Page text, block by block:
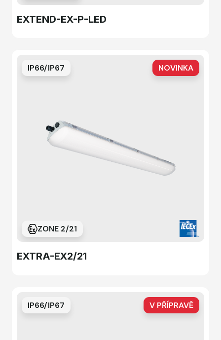
EXTEND-EX-P-LED
IP66/IP67 NOVINKA
ZONE 2/21
EXTRA-EX2/21
IP66/IP67 V PŘÍPRAVĚ